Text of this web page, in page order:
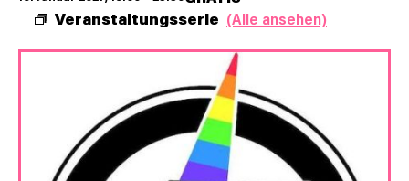
Veranstaltungsserie (Alle ansehen)